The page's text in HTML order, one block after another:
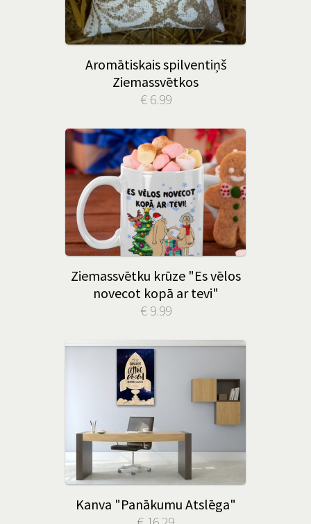
Aromātiskais spilventiņš
Ziemassvētkos
€ 6.99
Ziemassvētku krūze "Es vēlos
novecot kopā ar tevi"
€ 9.99
Kanva "Panākumu Atslēga"